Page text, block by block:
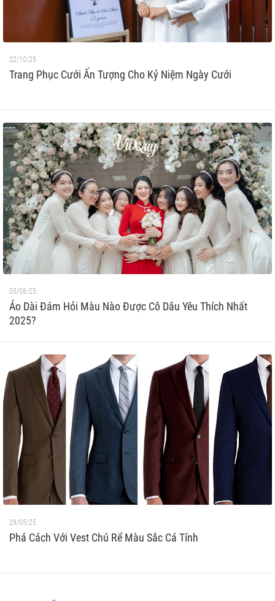
22/10/25
Trang Phục Cưới Ấn Tượng Cho Kỷ Niệm Ngày Cưới
05/08/25
Áo Dài Đám Hỏi Màu Nào Được Cô Dâu Yêu Thích Nhất
2025?
29/05/25
Phá Cách Với Vest Chú Rể Màu Sắc Cá Tính